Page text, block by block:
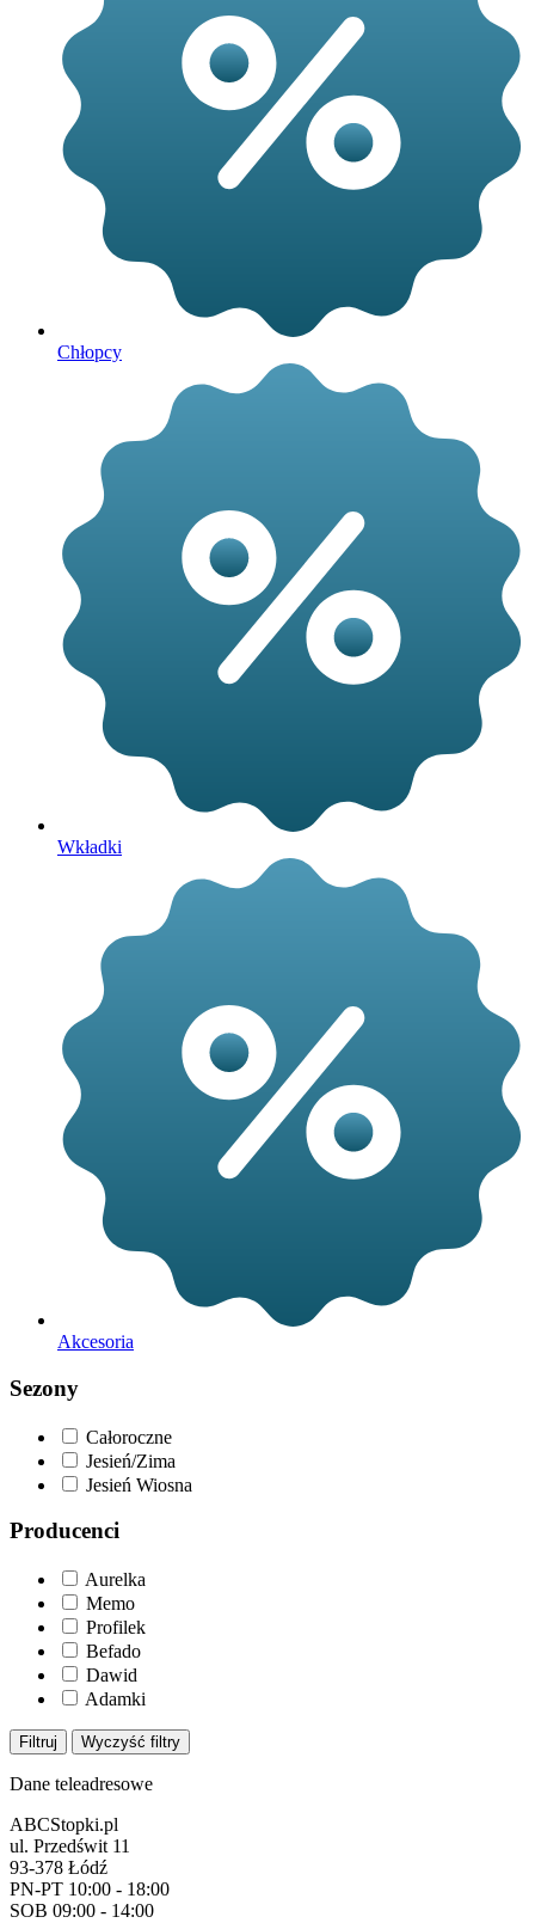
Chłopcy
Wkładki
Akcesoria
Sezony
Całoroczne
Jesień/Zima
Jesień Wiosna
Producenci
Aurelka
Memo
Profilek
Befado
Dawid
Adamki
Filtruj Wyczyść filtry
Dane teleadresowe
ABCStopki.pl
ul. Przedświt 11
93-378 Łódź
PN-PT 10:00 - 18:00
SOB 09:00 - 14:00